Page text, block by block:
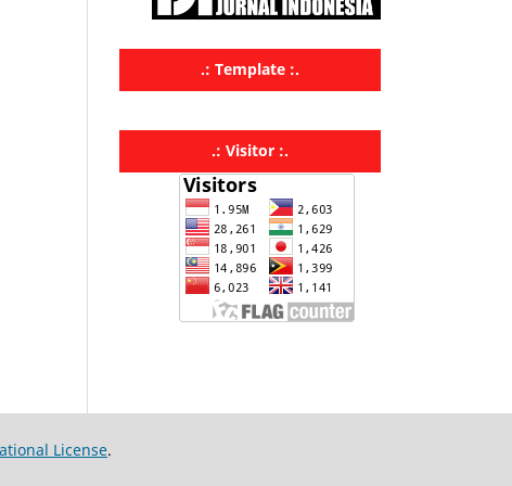
.: Template :.
.: Visitor :.
License.